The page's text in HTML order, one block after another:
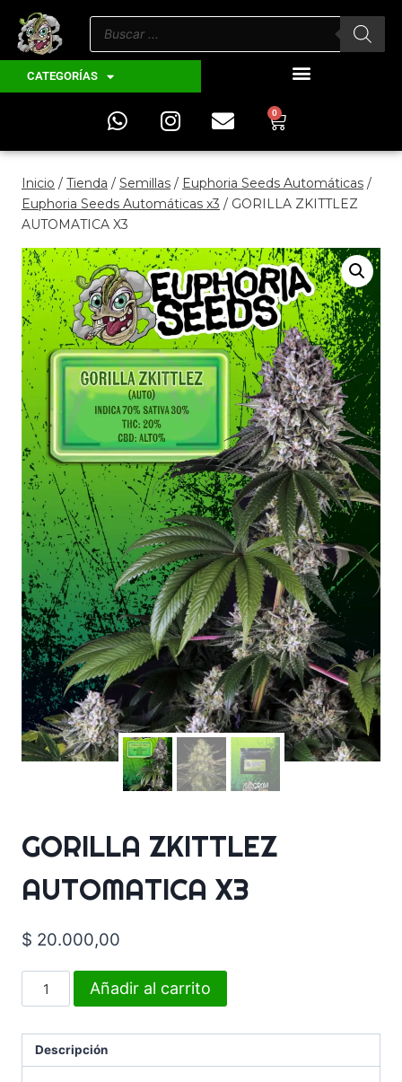
CATEGORÍAS
0
Inicio / Tienda / Semillas / Euphoria Seeds Automáticas /
Euphoria Seeds Automáticas x3 / GORILLA ZKITTLEZ
AUTOMATICA X3
GORILLA ZKITTLEZ
AUTOMATICA X3
$ 20.000,00
Añadir al carrito
Descripción